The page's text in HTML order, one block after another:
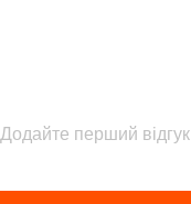
Додайте перший відгук